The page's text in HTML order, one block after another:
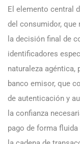
El elemento central
del consumidor,
la decisión final de
identificadores
naturaleza agéntica,
banco emisor, que
de autenticación y
la confianza
pago de forma